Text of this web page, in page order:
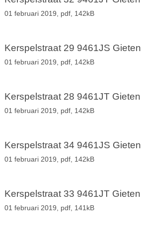
01 februari 2019, pdf, 142kB
Kerspelstraat 29 9461JS Gieten
01 februari 2019, pdf, 142kB
Kerspelstraat 28 9461JT Gieten
01 februari 2019, pdf, 142kB
Kerspelstraat 34 9461JS Gieten
01 februari 2019, pdf, 142kB
Kerspelstraat 33 9461JT Gieten
01 februari 2019, pdf, 141kB